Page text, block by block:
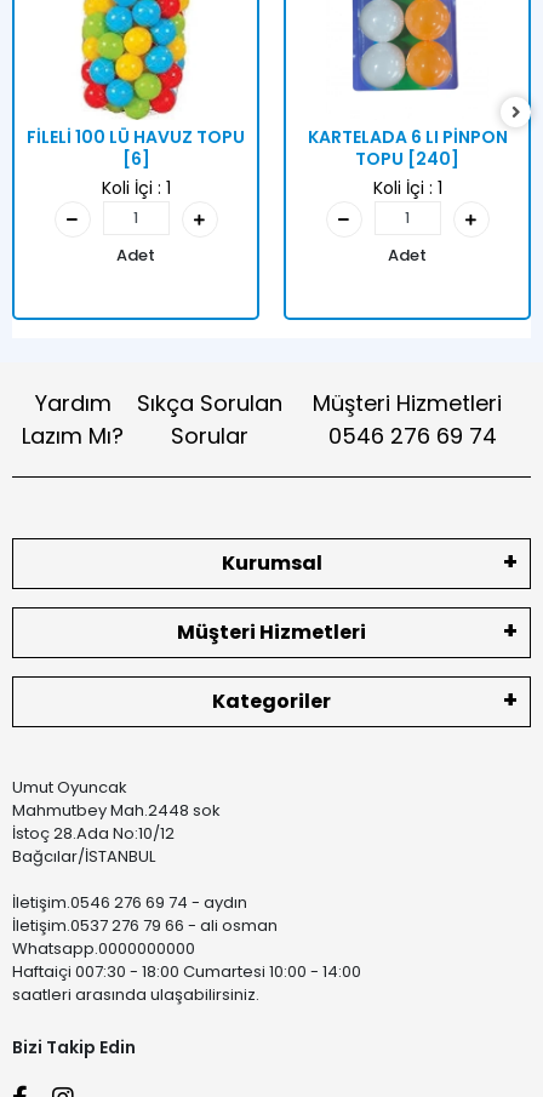
FİLELİ 100 LÜ HAVUZ TOPU
[6]
Koli İçi : 1
Adet
KARTELADA 6 LI PİNPON
TOPU [240]
Koli İçi : 1
Adet
Yardım
Lazım Mı?
Sıkça Sorulan
Sorular
Müşteri Hizmetleri
0546 276 69 74
Kurumsal
Müşteri Hizmetleri
Kategoriler
Umut Oyuncak
Mahmutbey Mah.2448 sok
İstoç 28.Ada No:10/12
Bağcılar/İSTANBUL
İletişim.0546 276 69 74 - aydın
İletişim.0537 276 79 66 - ali osman
Whatsapp.0000000000
Haftaiçi 007:30 - 18:00 Cumartesi 10:00 - 14:00
saatleri arasında ulaşabilirsiniz.
Bizi Takip Edin